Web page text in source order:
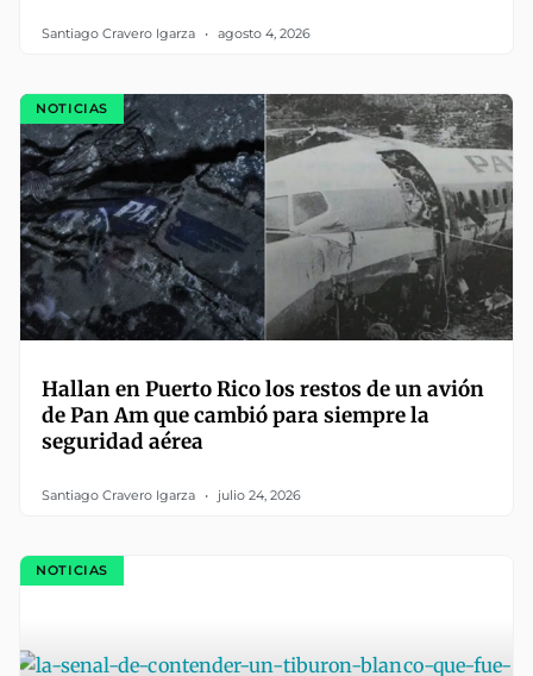
Santiago Cravero Igarza agosto 4, 2026
NOTICIAS
Hallan en Puerto Rico los restos de un avión
de Pan Am que cambió para siempre la
seguridad aérea
Santiago Cravero Igarza julio 24, 2026
NOTICIAS